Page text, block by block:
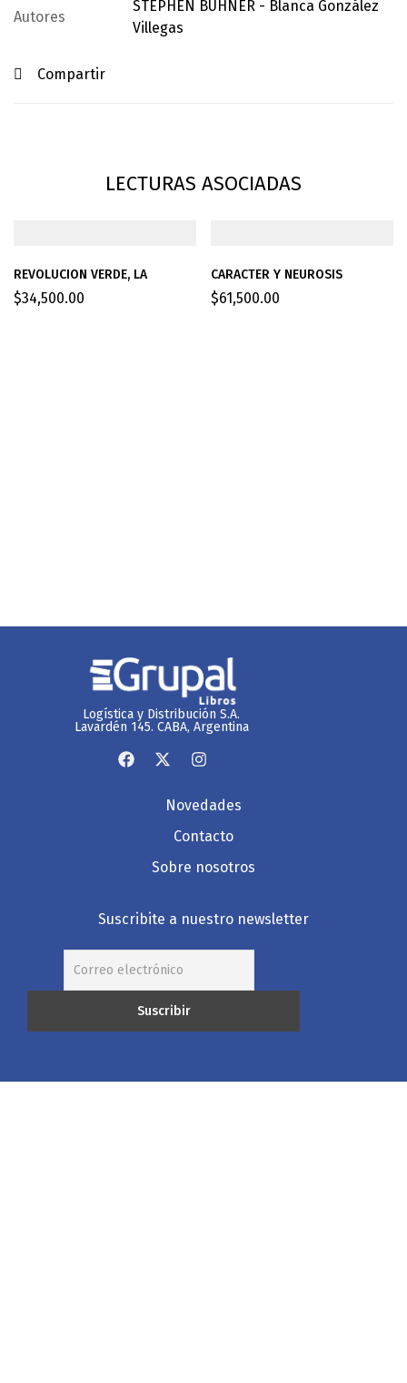
Autores
STEPHEN BUHNER - Blanca González
Villegas
Compartir
LECTURAS ASOCIADAS
REVOLUCION VERDE, LA
$34,500.00
CARACTER Y NEUROSIS
$61,500.00
Logística y Distribución S.A.
Lavardén 145. CABA, Argentina
Novedades
Contacto
Sobre nosotros
Suscribite a nuestro newsletter